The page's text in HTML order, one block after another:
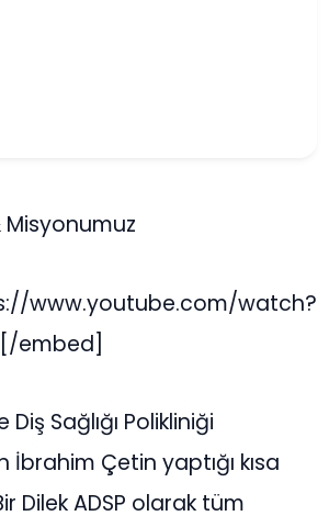
www.youtube.com/watch?
embed]
Diş Sağlığı Polikliniği
İbrahim Çetin yaptığı kısa
Dilek ADSP olarak tüm